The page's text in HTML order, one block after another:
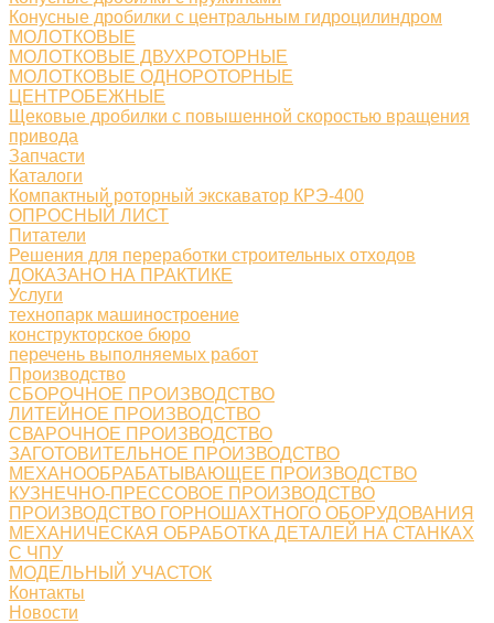
Конусные дробилки с центральным гидроцилиндром
МОЛОТКОВЫЕ
МОЛОТКОВЫЕ ДВУХРОТОРНЫЕ
МОЛОТКОВЫЕ ОДНОРОТОРНЫЕ
ЦЕНТРОБЕЖНЫЕ
Щековые дробилки с повышенной скоростью вращения
привода
Запчасти
Каталоги
Компактный роторный экскаватор КРЭ-400
ОПРОСНЫЙ ЛИСТ
Питатели
Решения для переработки строительных отходов
ДОКАЗАНО НА ПРАКТИКЕ
Услуги
технопарк машиностроение
конструкторское бюро
перечень выполняемых работ
Производство
СБОРОЧНОЕ ПРОИЗВОДСТВО
ЛИТЕЙНОЕ ПРОИЗВОДСТВО
СВАРОЧНОЕ ПРОИЗВОДСТВО
ЗАГОТОВИТЕЛЬНОЕ ПРОИЗВОДСТВО
МЕХАНООБРАБАТЫВАЮЩЕЕ ПРОИЗВОДСТВО
КУЗНЕЧНО-ПРЕССОВОЕ ПРОИЗВОДСТВО
ПРОИЗВОДСТВО ГОРНОШАХТНОГО ОБОРУДОВАНИЯ
МЕХАНИЧЕСКАЯ ОБРАБОТКА ДЕТАЛЕЙ НА СТАНКАХ
С ЧПУ
МОДЕЛЬНЫЙ УЧАСТОК
Контакты
Новости